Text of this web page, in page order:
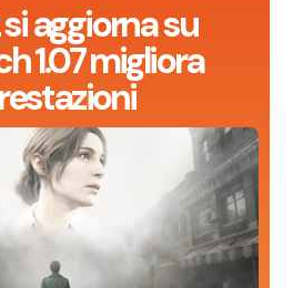
aggiorna su
1.07 migliora